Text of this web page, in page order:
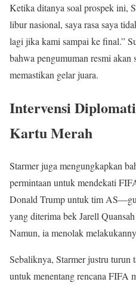
Ketika ditanya soal prospek ini,
libur nasional, saya rasa saya
lagi jika kami sampai ke final.”
bahwa pengumuman resmi
memastikan gelar juara.
Intervensi
Kartu Merah
Starmer juga mengungkapkan
permintaan untuk mendekati
Donald Trump untuk tim
yang diterima bek Jarell
Namun, ia menolak
Sebaliknya, Starmer justru
untuk menentang rencana FIFA